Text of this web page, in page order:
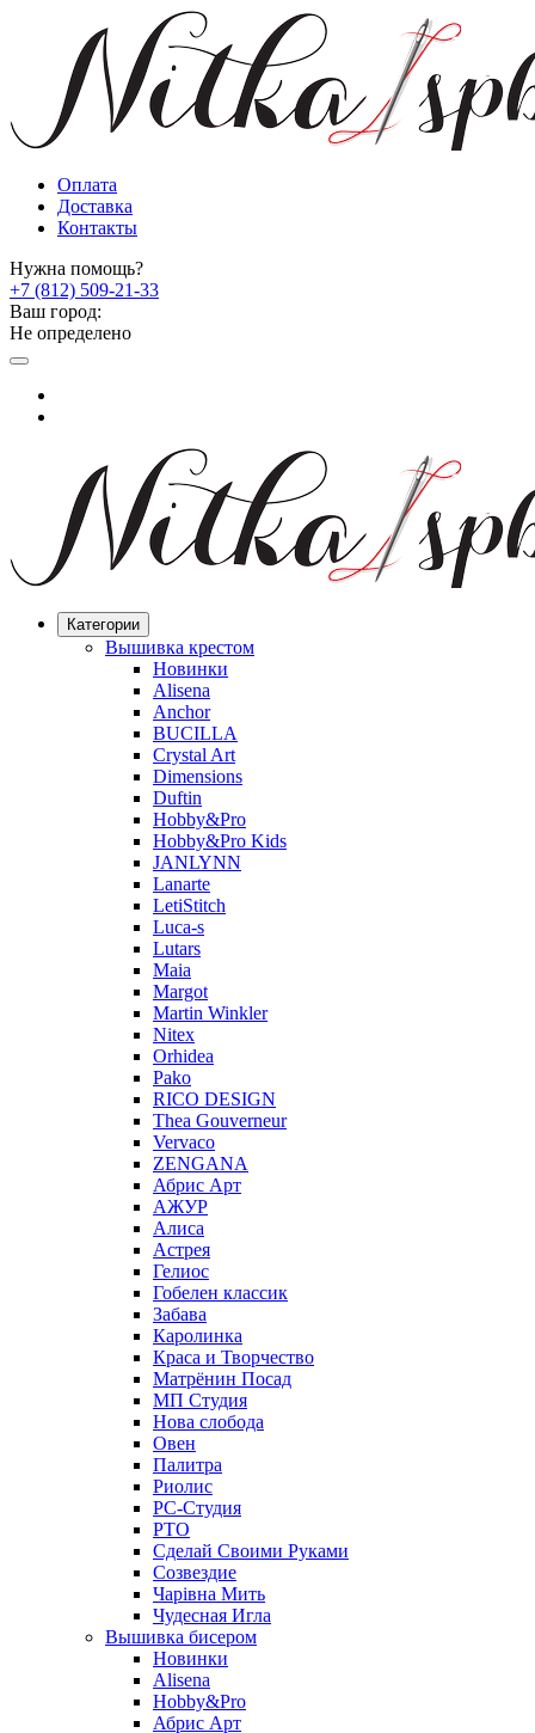
Оплата
Доставка
Контакты
Нужна помощь?
+7 (812) 509-21-33
Ваш город:
Не определено
Категории
Вышивка крестом
Новинки
Alisena
Anchor
BUCILLA
Crystal Art
Dimensions
Duftin
Hobby&Pro
Hobby&Pro Kids
JANLYNN
Lanarte
LetiStitch
Luca-s
Lutars
Maia
Margot
Martin Winkler
Nitex
Orhidea
Pako
RICO DESIGN
Thea Gouverneur
Vervaco
ZENGANA
Абрис Арт
АЖУР
Алиса
Астрея
Гелиос
Гобелен классик
Забава
Каролинка
Краса и Творчество
Матрёнин Посад
МП Студия
Нова слобода
Овен
Палитра
Риолис
РС-Студия
РТО
Сделай Своими Руками
Созвездие
Чарiвна Мить
Чудесная Игла
Вышивка бисером
Новинки
Alisena
Hobby&Pro
Абрис Арт